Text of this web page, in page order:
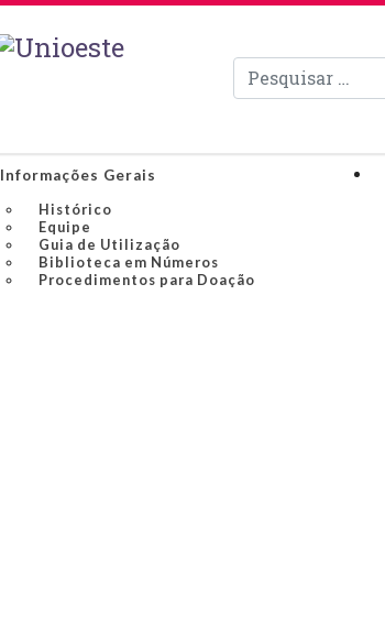
Pesquisar
Informações Gerais
Histórico
Equipe
Guia de Utilização
Biblioteca em Números
Procedimentos para Doação